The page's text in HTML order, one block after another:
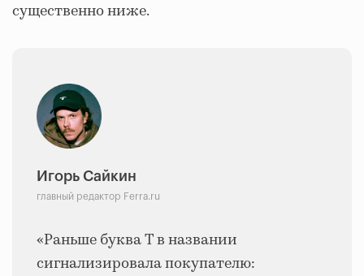
существенно ниже.
Игорь Сайкин
главный редактор Ferra.ru
«Раньше буква T в названии
сигнализировала покупателю: